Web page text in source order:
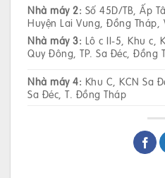
Nhà máy 2: Số 45D/TB, Ấp
Huyện Lai Vung, Đồng Tháp,
Nhà máy 3: Lô c II-5, Khu c,
Quy Đông, TP. Sa Đéc, Đồng
Nhà máy 4: Khu C, KCN Sa
Sa Đéc, T. Đồng Tháp